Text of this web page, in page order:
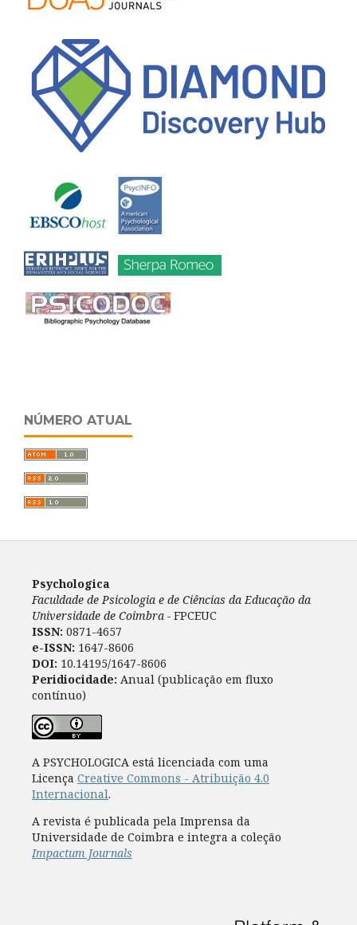
NÚMERO ATUAL
Psychologica
Faculdade de Psicologia e de Ciências da Educação da
Universidade de Coimbra - FPCEUC
ISSN: 0871-4657
e-ISSN: 1647-8606
DOI: 10.14195/1647-8606
Peridiocidade: Anual (publicação em fluxo
contínuo)
A PSYCHOLOGICA está licenciada com uma
Licença Creative Commons - Atribuição 4.0
Internacional.
A revista é publicada pela Imprensa da
Universidade de Coimbra e integra a coleção
Impactum Journals